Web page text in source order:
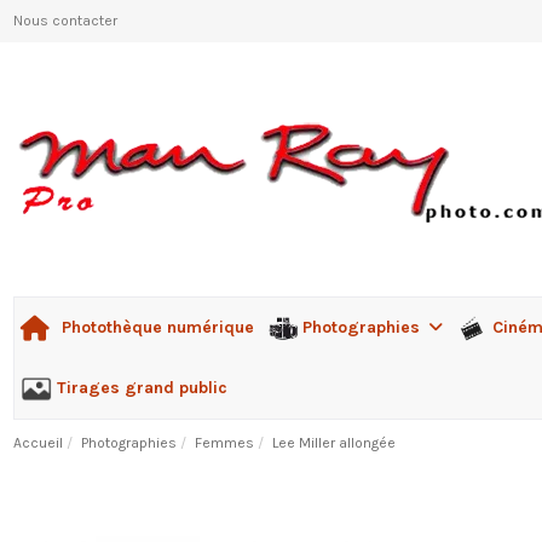
Nous contacter
Photothèque numérique Photographies
Tirages grand public
Accueil Photographies Femmes Lee Miller allongée